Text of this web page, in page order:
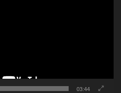
03:44